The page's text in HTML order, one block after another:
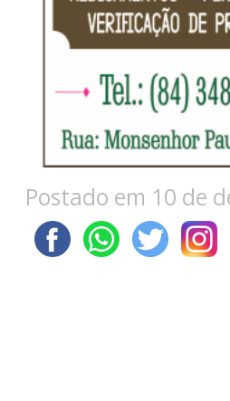
Postado em 10 de